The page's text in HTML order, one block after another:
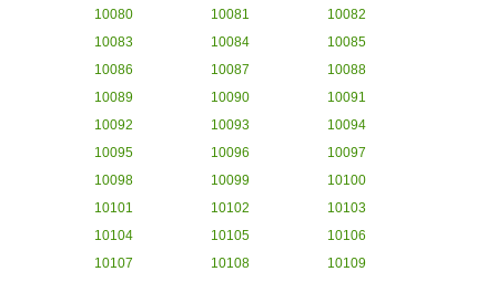
10080
10081
10082
10083
10084
10085
10086
10087
10088
10089
10090
10091
10092
10093
10094
10095
10096
10097
10098
10099
10100
10101
10102
10103
10104
10105
10106
10107
10108
10109